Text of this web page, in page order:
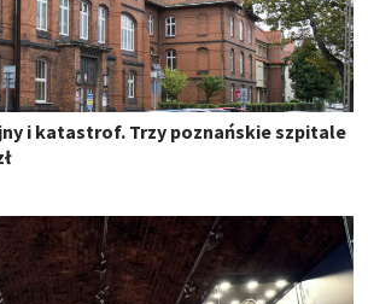
i katastrof. Trzy poznańskie szpitale